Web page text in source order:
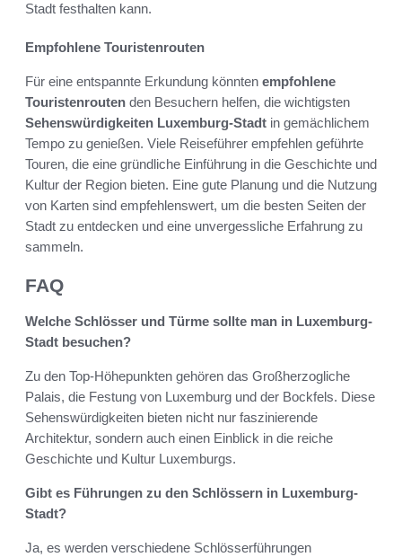
Stadt festhalten kann.
Empfohlene Touristenrouten
Für eine entspannte Erkundung könnten empfohlene
Touristenrouten den Besuchern helfen, die wichtigsten
Sehenswürdigkeiten Luxemburg-Stadt in gemächlichem
Tempo zu genießen. Viele Reiseführer empfehlen geführte
Touren, die eine gründliche Einführung in die Geschichte und
Kultur der Region bieten. Eine gute Planung und die Nutzung
von Karten sind empfehlenswert, um die besten Seiten der
Stadt zu entdecken und eine unvergessliche Erfahrung zu
sammeln.
FAQ
Welche Schlösser und Türme sollte man in Luxemburg-
Stadt besuchen?
Zu den Top-Höhepunkten gehören das Großherzogliche
Palais, die Festung von Luxemburg und der Bockfels. Diese
Sehenswürdigkeiten bieten nicht nur faszinierende
Architektur, sondern auch einen Einblick in die reiche
Geschichte und Kultur Luxemburgs.
Gibt es Führungen zu den Schlössern in Luxemburg-
Stadt?
Ja, es werden verschiedene Schlösserführungen